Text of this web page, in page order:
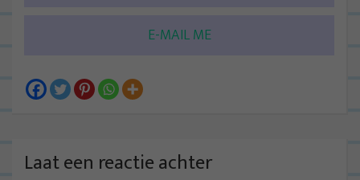
E-MAIL ME
Laat een reactie achter